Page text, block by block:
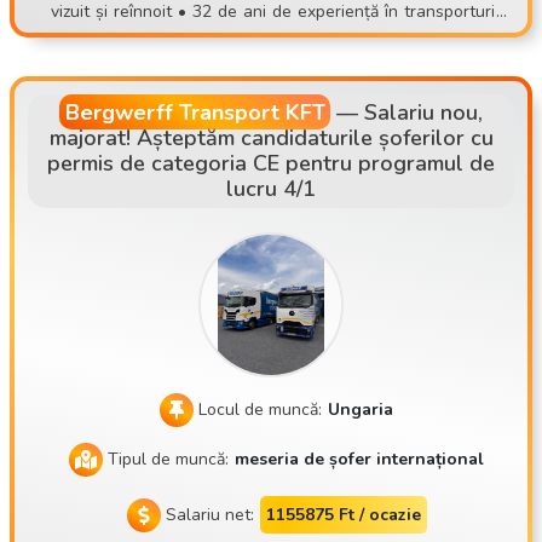
săturat de încărcări, de locuri de muncă nesigure sau de mu
ncă imprevizibilă, alătură-te unei echipe stabile! 📞 Înscriere:
m să aplici doar dacă poți veni cu adevărat la o întâlnire per
sonală!
vizuit și reînnoit • 32 de ani de experiență în transporturi •
Plecare din sediul companiei, în sistem cu șoferi permanenți
• Principalele rute: AT, DE, NL, SK, CZ
Bergwerff Transport KFT — Salariu nou,
majorat! Așteptăm candidaturile șoferilor cu
permis de categoria CE pentru programul de
lucru 4/1
Locul de muncă: Ungaria
Tipul de muncă: meseria de șofer internațional
Salariu net: 1155875 Ft / ocazie